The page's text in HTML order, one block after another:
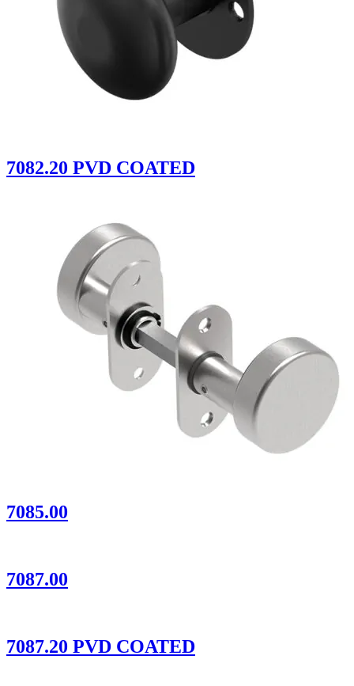
7082.20 PVD COATED
7085.00
7087.00
7087.20 PVD COATED